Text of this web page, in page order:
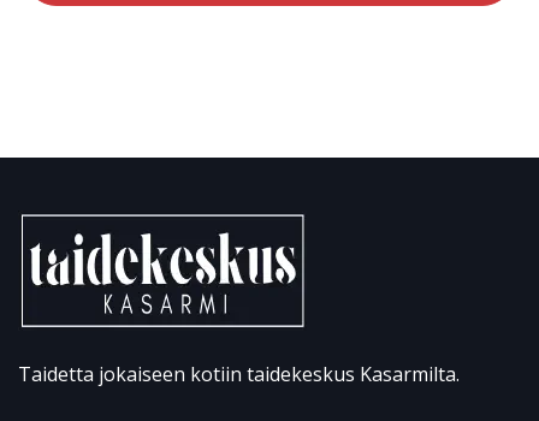
Taidetta jokaiseen kotiin taidekeskus Kasarmilta.